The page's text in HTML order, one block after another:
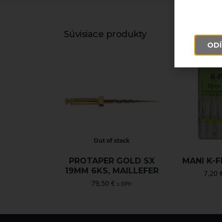
Súvisiace produkty
Out of stock
PROTAPER GOLD SX
19MM 6KS, MAILLEFER
79,50€ s DPH
MANI K-
7,20